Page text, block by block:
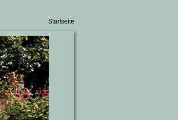
Startseite